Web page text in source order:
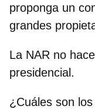
proponga un
grandes
La NAR no
presidencial.
¿Cuáles son